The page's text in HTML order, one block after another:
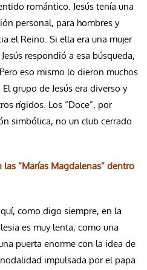
romántico. Jesús tenía una
personal, para hombres y
el Reino. Si ella era una mujer
respondió a esa búsqueda,
eso mismo lo dieron muchos
grupo de Jesús era diverso y
rígidos. Los “Doce”, por
simbólica, no un club cerrado
las “Marías Magdalenas” dentro
como digo siempre, en la
es muy lenta, como una
puerta enorme con la idea de
impulsada por el papa